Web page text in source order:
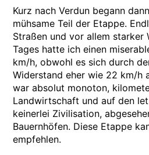
Kurz nach Verdun begann
mühsame Teil der Etappe.
Straßen und vor allem starker
Tages hatte ich einen
km/h, obwohl es sich durch
Widerstand eher wie 22 km/h
war absolut monoton,
Landwirtschaft und auf den
keinerlei Zivilisation,
Bauernhöfen. Diese Etappe
empfehlen.